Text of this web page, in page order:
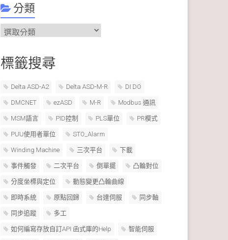
分類
分
類
標籤搜尋
Delta ASD-A2 Delta ASD-M-R DI DO
DMCNET ezASD M-R Modbus 通訊
MSM語言 PID控制 PLS單位 PR模式
PUU使用者單位 STO_Alarm
Winding Machine 三次平台 下載
事件觸發 二次平台 倒單擺 凸輪對位
分度坐標與定位 動態變更凸輪曲線
即時系統 原點回歸 台達伺服 同步軸
同步追蹤 多工
如何編寫存放自訂API 函式庫的Help 智能伺服